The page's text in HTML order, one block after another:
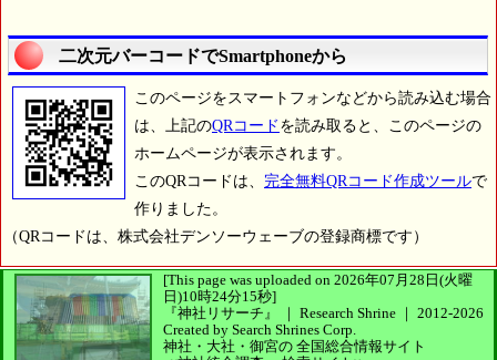
二次元バーコードでSmartphoneから
このページをスマートフォンなどから読み込む場合
は、上記のQRコード を読み取ると、このページの
ホームページが表示されます。
このQRコードは、 完全無料QRコード作成ツールで
作りました。
（QRコードは、株式会社デンソーウェーブの登録商標です）
[This page was uploaded on 2026年07月28日(火曜
日)10時24分15秒]
『神社リサーチ』 ｜ Research Shrine ｜ 2012-2026
Created by Search Shrines Corp.
神社・大社・御宮の 全国総合情報サイト